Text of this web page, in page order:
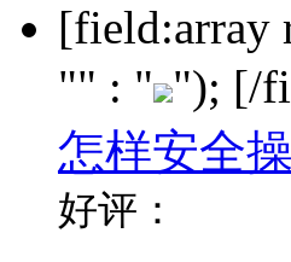
[field:array
"" : " "); [/
怎样安全
好评：